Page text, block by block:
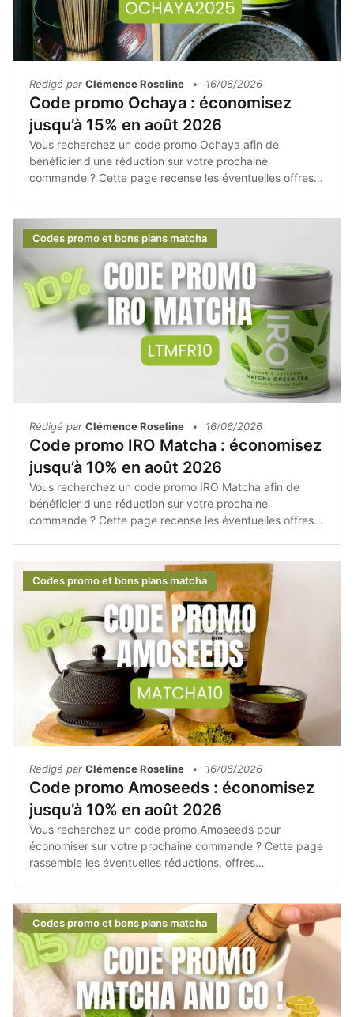
Rédigé par Clémence Roseline • 16/06/2026
Code promo Ochaya : économisez
jusqu’à 15% en août 2026
Vous recherchez un code promo Ochaya afin de
bénéficier d'une réduction sur votre prochaine
commande ? Cette page recense les éventuelles offres
finaliser votre achat, pensez à consulter les promotions
disponibles afin de profiter du meilleur prix sur votre
matcha et vos accessoires.
Codes promo et bons plans matcha
Rédigé par Clémence Roseline • 16/06/2026
Code promo IRO Matcha : économisez
jusqu’à 10% en août 2026
Vous recherchez un code promo IRO Matcha afin de
bénéficier d'une réduction sur votre prochaine
commande ? Cette page recense les éventuelles offres
de passer commande, il est toujours intéressant de
vérifier si une promotion ou un code de réduction est
disponible afin de réaliser des économies.
Codes promo et bons plans matcha
Rédigé par Clémence Roseline • 16/06/2026
Code promo Amoseeds : économisez
jusqu’à 10% en août 2026
Vous recherchez un code promo Amoseeds pour
économiser sur votre prochaine commande ? Cette page
rassemble les éventuelles réductions, offres
souhaitiez commander du matcha, des superaliments bio
ou des compléments alimentaires naturels, il est toujours
intéressant de vérifier les promotions disponibles avant
de finaliser votre achat.
Codes promo et bons plans matcha